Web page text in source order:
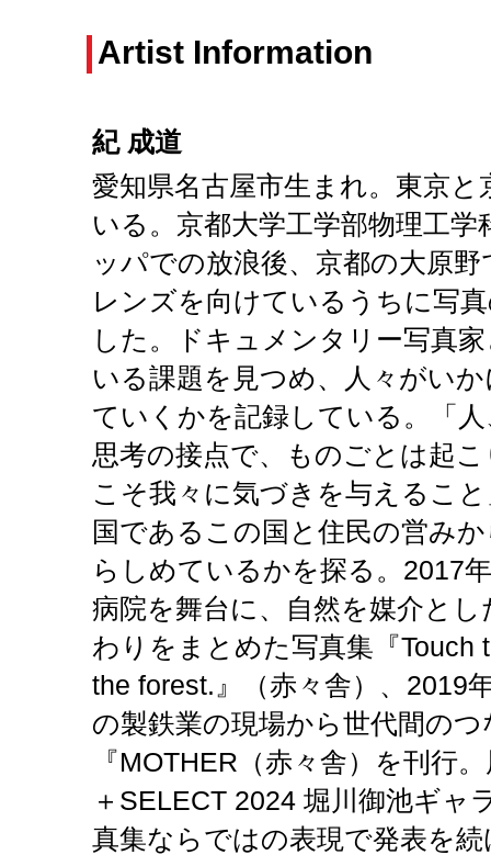
Artist Information
紀 成道‬
愛知県名古屋市生まれ。東京
いる。京都大学工学部物理工
ッパでの放浪後、京都の大原
レンズを向けているうちに写
した。ドキュメンタリー写真
いる課題を見つめ、人々がい
ていくかを記録している。「
思考の接点で、ものごとは起
こそ我々に気づきを与えるこ
国であるこの国と住民の営み
らしめているかを探る。2017
病院を舞台に、自然を媒介と
わりをまとめた写真集『Touch
the forest.』（赤々舎）、2019
の製鉄業の現場から世代間の
『MOTHER（赤々舎）を刊行
＋SELECT 2024 堀川御池ギャ
真集ならではの表現で発表を